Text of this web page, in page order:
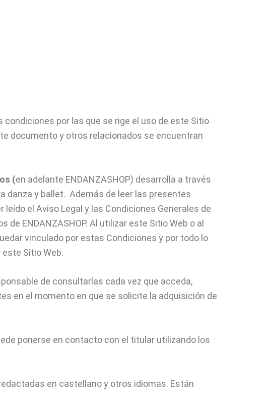
por las que se rige el uso de este Sitio
documento y otros relacionados se encuentran
(en adelante ENDANZASHOP) desarrolla a través
danza y ballet. Además de leer las presentes
el Aviso Legal y las Condiciones Generales de
de ENDANZASHOP. Al utilizar este Sitio Web o al
vinculado por estas Condiciones y por todo lo
Sitio Web.
de consultarlas cada vez que acceda,
en el momento en que se solicite la adquisición de
ponerse en contacto con el titular utilizando los
en castellano y otros idiomas. Están